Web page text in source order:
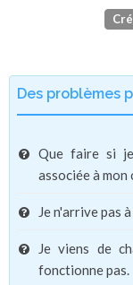
Des problèmes
Que faire si
associée à mon
Je n'arrive pas
Je viens de
fonctionne pas.